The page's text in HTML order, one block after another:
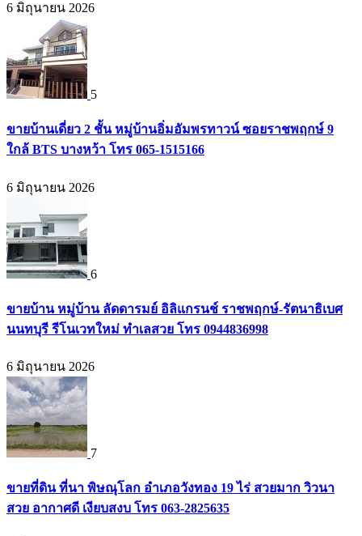
6 มิถุนายน 2026
5
ขายบ้านเดี่ยว 2 ชั้น หมู่บ้านอิ่มอัมพรทาวน์ ซอยราชพฤกษ์ 9
ใกล้ BTS บางหว้า โทร 065-1515166
6 มิถุนายน 2026
6
ขายบ้าน หมู่บ้าน ลัดดารมย์ อิลิแกรนช์ ราชพฤกษ์-รัตนาธิเบศ
นนทบุรี รีโนเวทใหม่ ทำเลสวย โทร 0944836998
6 มิถุนายน 2026
7
ขายที่ดิน ที่นา พิษณุโลก อำเภอวังทอง 19 ไร่ สวยมาก วิวนา
สวย อากาศดี เงียบสงบ โทร 063-2825635